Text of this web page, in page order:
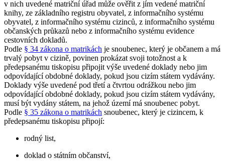
v nich uvedené matriční úřad může ověřit z jím vedené matriční
knihy, ze základního registru obyvatel, z informačního systému
obyvatel, z informačního systému cizinců, z informačního systému
občanských průkazů nebo z informačního systému evidence
cestovních dokladů.
Podle § 34 zákona o matrikách je snoubenec, který je občanem a má
trvalý pobyt v cizině, povinen prokázat svoji totožnost a k
předepsanému tiskopisu připojit výše uvedené doklady nebo jim
odpovídající obdobné doklady, pokud jsou cizím státem vydávány.
Doklady výše uvedené pod třetí a čtvrtou odrážkou nebo jim
odpovídající obdobné doklady, pokud jsou cizím státem vydávány,
musí být vydány státem, na jehož území má snoubenec pobyt.
Podle § 35 zákona o matrikách snoubenec, který je cizincem, k
předepsanému tiskopisu připojí:
rodný list,
doklad o státním občanství,